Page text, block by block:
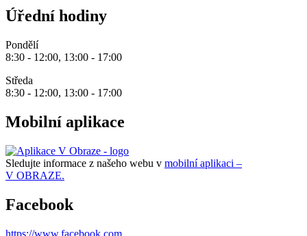
Úřední hodiny
Pondělí
8:30 - 12:00, 13:00 - 17:00
Středa
8:30 - 12:00, 13:00 - 17:00
Mobilní aplikace
Sledujte informace z našeho webu v mobilní aplikaci –
V OBRAZE.
Facebook
https://www.facebook.com